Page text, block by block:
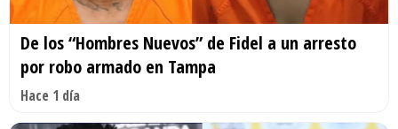
De los “Hombres Nuevos” de Fidel a un arresto
por robo armado en Tampa
Hace 1 día